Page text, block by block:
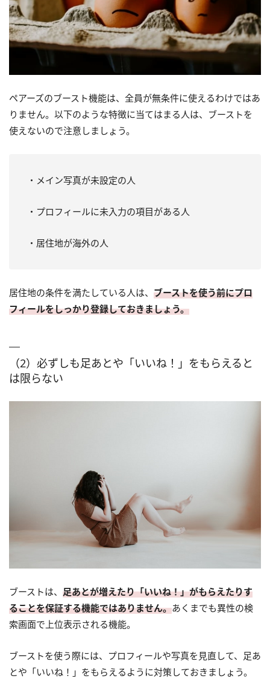
ペアーズのブースト機能は、全員が無条件に使えるわけではあ
りません。以下のような特徴に当てはまる人は、ブーストを
使えないので注意しましょう。
・メイン写真が未設定の人
・プロフィールに未入力の項目がある人
・居住地が海外の人
居住地の条件を満たしている人は、 ブーストを使う前にプロ
フィールをしっかり登録しておきましょう。
（2）必ずしも足あとや「いいね！」をもらえると
は限らない
ブーストは、 足あとが増えたり「いいね！」がもらえたりす
ることを保証する機能ではありません。あくまでも異性の検
索画面で上位表示される機能。
ブーストを使う際には、プロフィールや写真を見直して、足あ
とや「いいね！」をもらえるように対策しておきましょう。